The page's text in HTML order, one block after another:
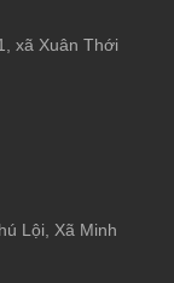
xã Xuân Thới
Lội, Xã Minh